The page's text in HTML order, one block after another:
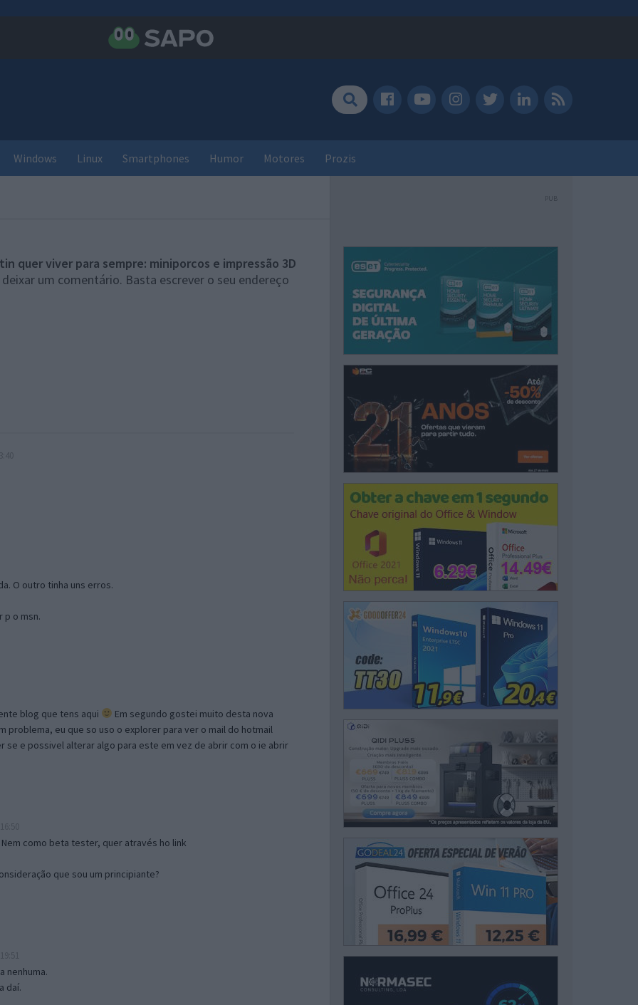
Windows Linux Smartphones Humor Motores Prozis
quer viver para sempre: miniporcos e impressão 3D
um comentário. Basta escrever o seu endereço
O outro tinha uns erros.
p o msn.
blog que tens aqui
Em segundo gostei muito desta nova
problema, eu que so uso o explorer para ver o mail do hotmail
se e possivel alterar algo para este em vez de abrir com o ie abrir
como beta tester, quer através ho link
que sou um principiante?
nenhuma.
daí.
PUB